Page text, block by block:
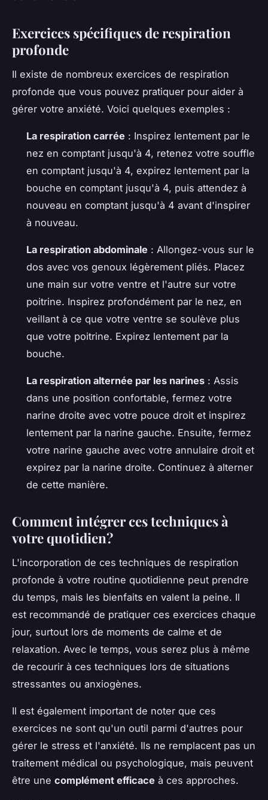
Exercices spécifiques de respiration
profonde
Il existe de nombreux exercices de respiration
profonde que vous pouvez pratiquer pour aider à
gérer votre anxiété. Voici quelques exemples :
La respiration carrée : Inspirez lentement par le
nez en comptant jusqu'à 4, retenez votre souffle
en comptant jusqu'à 4, expirez lentement par la
bouche en comptant jusqu'à 4, puis attendez à
nouveau en comptant jusqu'à 4 avant d'inspirer
à nouveau.
La respiration abdominale : Allongez-vous sur le
dos avec vos genoux légèrement pliés. Placez
une main sur votre ventre et l'autre sur votre
poitrine. Inspirez profondément par le nez, en
veillant à ce que votre ventre se soulève plus
que votre poitrine. Expirez lentement par la
bouche.
La respiration alternée par les narines : Assis
dans une position confortable, fermez votre
narine droite avec votre pouce droit et inspirez
lentement par la narine gauche. Ensuite, fermez
votre narine gauche avec votre annulaire droit et
expirez par la narine droite. Continuez à alterner
de cette manière.
Comment intégrer ces techniques à
votre quotidien?
L'incorporation de ces techniques de respiration
profonde à votre routine quotidienne peut prendre
du temps, mais les bienfaits en valent la peine. Il
est recommandé de pratiquer ces exercices chaque
jour, surtout lors de moments de calme et de
relaxation. Avec le temps, vous serez plus à même
de recourir à ces techniques lors de situations
stressantes ou anxiogènes.
Il est également important de noter que ces
exercices ne sont qu'un outil parmi d'autres pour
gérer le stress et l'anxiété. Ils ne remplacent pas un
traitement médical ou psychologique, mais peuvent
être une complément efficace à ces approches.